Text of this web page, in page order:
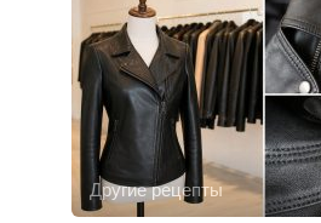
Другие рецепты